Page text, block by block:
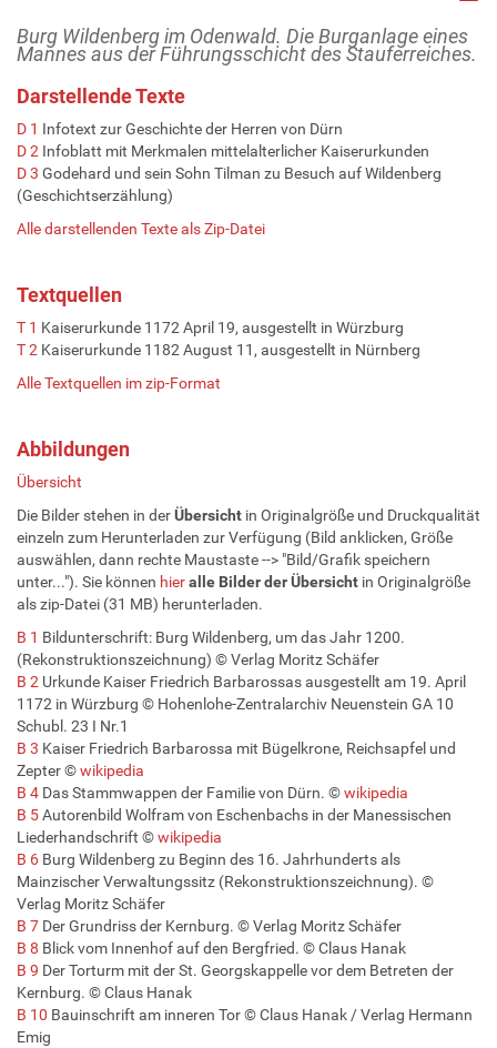
Burg Wildenberg im Odenwald. Die Burganlage eines
Mannes aus der Führungsschicht des Stauferreiches.
Darstellende Texte
D 1 Infotext zur Geschichte der Herren von Dürn
D 2 Infoblatt mit Merkmalen mittelalterlicher Kaiserurkunden
D 3 Godehard und sein Sohn Tilman zu Besuch auf Wildenberg
(Geschichtserzählung)
Alle darstellenden Texte als Zip-Datei
Textquellen
T 1 Kaiserurkunde 1172 April 19, ausgestellt in Würzburg
T 2 Kaiserurkunde 1182 August 11, ausgestellt in Nürnberg
Alle Textquellen im zip-Format
Abbildungen
Übersicht
Die Bilder stehen in derÜbersicht in Originalgröße und Druckqualität
einzeln zum Herunterladen zur Verfügung (Bild anklicken, Größe
auswählen, dann rechte Maustaste --> "Bild/Grafik speichern
unter..."). Sie können hieralle BilderderÜbersicht in Originalgröße
als zip-Datei (31 MB) herunterladen.
B 1 Bildunterschrift: Burg Wildenberg, um das Jahr 1200.
(Rekonstruktionszeichnung) © Verlag Moritz Schäfer
B 2 Urkunde Kaiser Friedrich Barbarossas ausgestellt am 19. April
1172 in Würzburg © Hohenlohe-Zentralarchiv Neuenstein GA 10
Schubl. 23 I Nr.1
B 3 Kaiser Friedrich Barbarossa mit Bügelkrone, Reichsapfel und
Zepter ©wikipedia
B 4 Das Stammwappen der Familie von Dürn. ©wikipedia
B 5Autorenbild Wolfram von Eschenbachs in der Manessischen
Liederhandschrift ©wikipedia
B 6 Burg Wildenberg zu Beginn des 16. Jahrhunderts als
Mainzischer Verwaltungssitz (Rekonstruktionszeichnung). ©
Verlag Moritz Schäfer
B 7 Der Grundriss der Kernburg. © Verlag Moritz Schäfer
B 8 Blick vom Innenhof auf den Bergfried. © Claus Hanak
B 9 Der Torturm mit der St. Georgskappelle vor dem Betreten der
Kernburg. © Claus Hanak
B 10 Bauinschrift am inneren Tor © Claus Hanak / Verlag Hermann
Emig